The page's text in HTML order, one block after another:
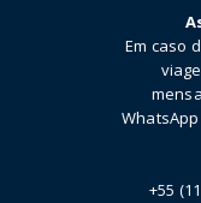
Em caso
+55